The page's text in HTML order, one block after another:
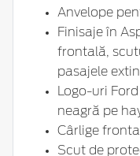
Anvelope
Finisaje în
frontală,
pasajele
Logo-uri
neagră pe
Cârlige
Scut de